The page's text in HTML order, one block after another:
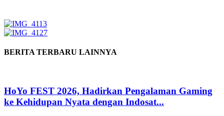
BERITA TERBARU LAINNYA
HoYo FEST 2026, Hadirkan Pengalaman Gaming
ke Kehidupan Nyata dengan Indosat...